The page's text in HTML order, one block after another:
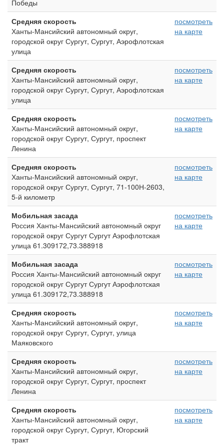
Победы
Средняя скорость
Ханты-Мансийский автономный округ,
городской округ Сургут, Сургут, Аэрофлотская
улица
посмотреть
на карте
Средняя скорость
Ханты-Мансийский автономный округ,
городской округ Сургут, Сургут, Аэрофлотская
улица
посмотреть
на карте
Средняя скорость
Ханты-Мансийский автономный округ,
городской округ Сургут, Сургут, проспект
Ленина
посмотреть
на карте
Средняя скорость
Ханты-Мансийский автономный округ,
городской округ Сургут, Сургут, 71-100Н-2603,
5-й километр
посмотреть
на карте
Мобильная засада
Россия Ханты-Мансийский автономный округ
городской округ Сургут Сургут Аэрофлотская
улица 61.309172,73.388918
посмотреть
на карте
Мобильная засада
Россия Ханты-Мансийский автономный округ
городской округ Сургут Сургут Аэрофлотская
улица 61.309172,73.388918
посмотреть
на карте
Средняя скорость
Ханты-Мансийский автономный округ,
городской округ Сургут, Сургут, улица
Маяковского
посмотреть
на карте
Средняя скорость
Ханты-Мансийский автономный округ,
городской округ Сургут, Сургут, проспект
Ленина
посмотреть
на карте
Средняя скорость
Ханты-Мансийский автономный округ,
городской округ Сургут, Сургут, Югорский
тракт
посмотреть
на карте